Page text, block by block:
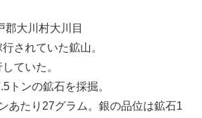
郡大川村大川目
されていた鉱山。
ていた。
トンの鉱石を採掘。
あたり27グラム。銀の品位は鉱石1